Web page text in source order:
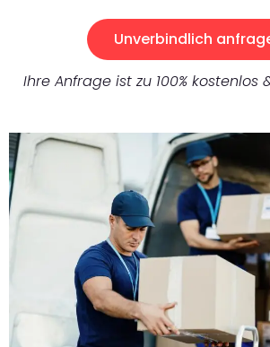
Unverbindlich
Ihre Anfrage ist zu 100% kostenlos